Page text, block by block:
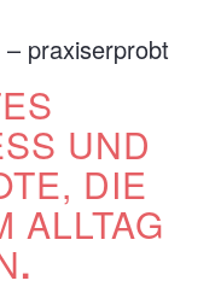
praxiserprobt
UND
DIE
ALLTAG
.